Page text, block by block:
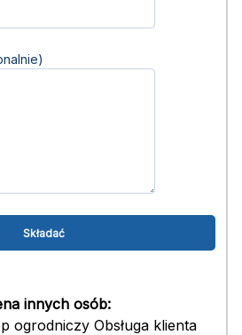
innych osób:
ogrodniczy Obsługa klienta